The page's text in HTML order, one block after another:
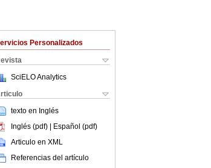
Personalizados
SciELO Analytics
texto en Inglés
Inglés (pdf) | Español (pdf)
Articulo en XML
Referencias del artículo